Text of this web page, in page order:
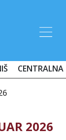
CENTRALNA
2026